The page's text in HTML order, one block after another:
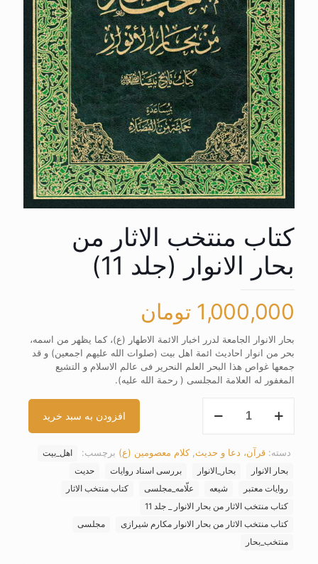
کتاب منتخب الاثار من
بحار الانوار (جلد 11)
1,000,000 تومان
بحار الانوار الجامعة لدرر اخبار الائمة الاطهار (ع)، کما یظهر من اسمه،
بحر من انوار احادیث ائمة اهل بیت (صلوات الله علیهم اجمعین) و قد
جمعها غواص هذا البحر العلم النحریر فی عالم الاسلام و التشیع
المغفور له العلامة المجلسی ( رحمة الله علیه).
منتخب
بحار
الانوار
(جلد
عدد
افزودن به سبد خرید
دسته: قرآن، دعا و حدیث ,کلام معصومین (ع) برچسب:
اهل_بیت
بحار الانوار
بحار_الانوار بررسی اسناد روایات
حدیت
روایات معتبر
شیعه علّامه_مجلسی
کتاب منتخب الاثار
کتاب منتخب الاثار من بحار الانوار _ جلد 11
کتاب منتخب الاثار من بحار الانوار مکارم شیرازی
مجلسی
منتخب_بحار